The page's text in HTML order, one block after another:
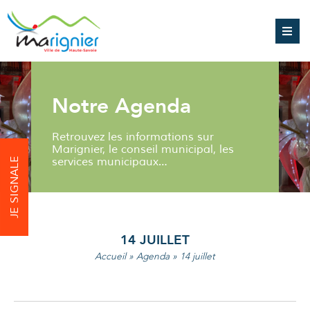
JE SIGNALE
Notre Agenda
Retrouvez les informations sur
Marignier, le conseil municipal, les
services municipaux…
14 JUILLET
Accueil» Agenda » 14 juillet